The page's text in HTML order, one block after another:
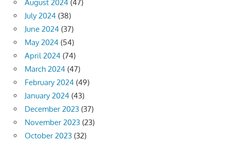
August 2024 (47)
July 2024 (38)
June 2024 (37)
May 2024 (54)
April 2024 (74)
March 2024 (47)
February 2024 (49)
January 2024 (43)
December 2023 (37)
November 2023 (23)
October 2023 (32)